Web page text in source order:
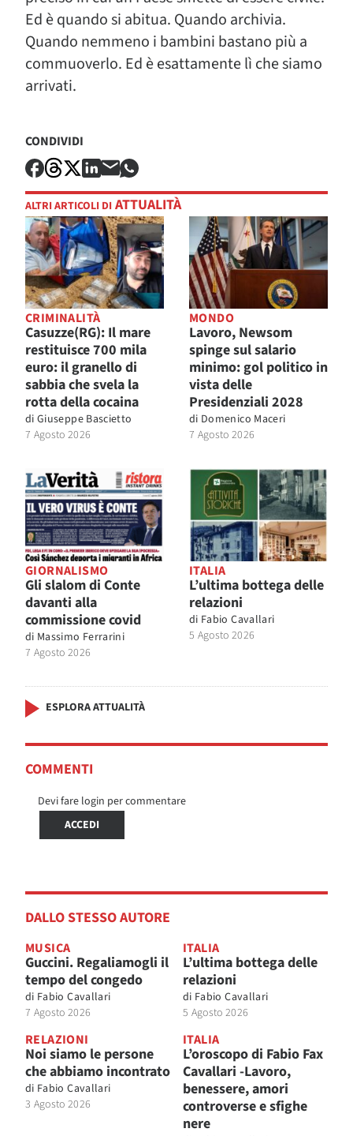
Ed è quando si abitua. Quando archivia.
Quando nemmeno i bambini bastano più a
commuoverlo. Ed è esattamente lì che siamo
arrivati.
CONDIVIDI
ALTRI ARTICOLI DI ATTUALITÀ
CRIMINALITÀ
Casuzze(RG): Il mare
restituisce 700 mila
euro: il granello di
sabbia che svela la
rotta della cocaina
di Giuseppe Bascietto
7 Agosto 2026
MONDO
Lavoro, Newsom
spinge sul salario
minimo: gol politico in
vista delle
Presidenziali 2028
di Domenico Maceri
7 Agosto 2026
GIORNALISMO
Gli slalom di Conte
davanti alla
commissione covid
di Massimo Ferrarini
7 Agosto 2026
ITALIA
L’ultima bottega delle
relazioni
di Fabio Cavallari
5 Agosto 2026
ESPLORA ATTUALITÀ
COMMENTI
Devi fare login per commentare
ACCEDI
DALLO STESSO AUTORE
MUSICA
Guccini. Regaliamogli il
tempo del congedo
di Fabio Cavallari
7 Agosto 2026
ITALIA
L’ultima bottega delle
relazioni
di Fabio Cavallari
5 Agosto 2026
RELAZIONI
Noi siamo le persone
che abbiamo incontrato
di Fabio Cavallari
3 Agosto 2026
ITALIA
L’oroscopo di Fabio Fax
Cavallari -Lavoro,
benessere, amori
controverse e sfighe
nere